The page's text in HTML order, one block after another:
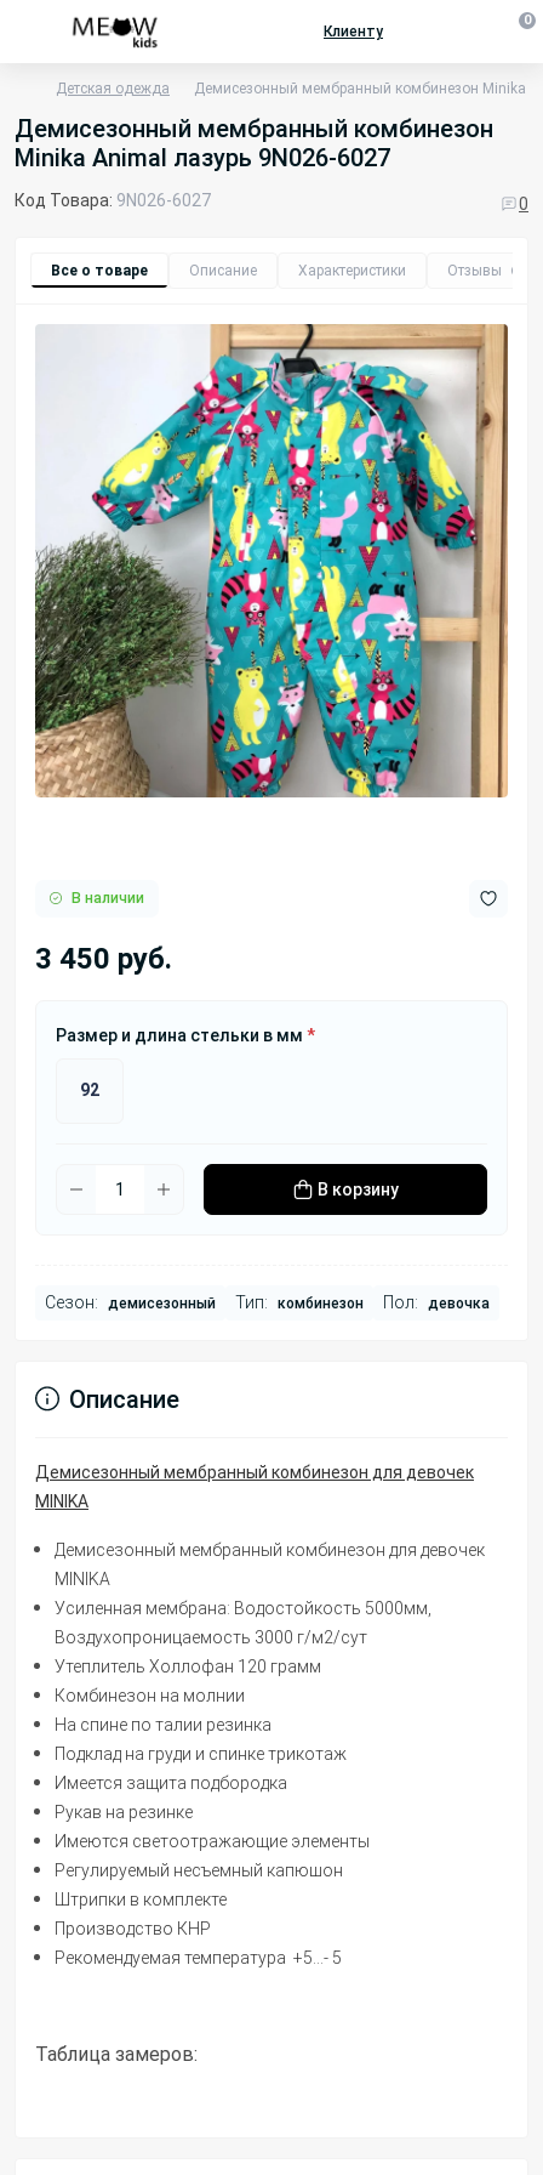
Клиенту
0
Детская одежда Демисезонный мембранный комбинезон Minika
Демисезонный мембранный комбинезон
Minika Animal лазурь 9N026-6027
Код Товара: 9N026-6027 0
Все о товаре Описание Характеристики Отзывы
В наличии
3 450 руб.
Размер и длина стельки в мм *
92
В корзину
Сезон: демисезонный Тип: комбинезон Пол: девочка
Описание
Демисезонный мембранный комбинезон для девочек
MINIKA
Демисезонный мембранный комбинезон для девочек
MINIKA
Усиленная мембрана: Водостойкость 5000мм,
Воздухопроницаемость 3000 г/м2/сут
Утеплитель Холлофан 120 грамм
Комбинезон на молнии
На спине по талии резинка
Подклад на груди и спинке трикотаж
Имеется защита подбородка
Рукав на резинке
Имеются светоотражающие элементы
Регулируемый несъемный капюшон
Штрипки в комплекте
Производство КНР
Рекомендуемая температура +5...- 5
Таблица замеров: